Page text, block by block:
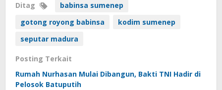
Ditag
babinsa sumenep
gotong royong babinsa
kodim sumenep
seputar madura
Posting Terkait
Rumah Nurhasan Mulai Dibangun, Bakti TNI Hadir di
Pelosok Batuputih